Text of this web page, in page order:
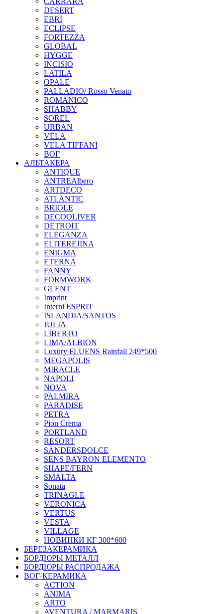
DESERT
EBRI
ECLIPSE
FORTEZZA
GLOBAL
HYGGE
INCISIO
LATILA
OPALE
PALLADIO/ Rosso Venato
ROMANICO
SHABBY
SOREL
URBAN
VELA
VELA TIFFANI
ВОГ
АЛЬТАКЕРА
ANTIQUE
ANTREAlbero
ARTDECO
ATLANTIC
BRIOLE
DECOOLIVER
DETROIT
ELEGANZA
ELITEREJINA
ENIGMA
ETERNA
FANNY
FORMWORK
GLENT
Imprint
Interni ESPRIT
ISLANDIA/SANTOS
JULIA
LIBERTO
LIMA/ALBION
Luxury FLUENS Rainfall 249*500
MEGAPOLIS
MIRACLE
NAPOLI
NOVA
PALMIRA
PARADISE
PETRA
Pion Crema
PORTLAND
RESORT
SANDERSDOLCE
SENS BAYRON ELEMENTO
SHAPE/FERN
SMALTA
Sonata
TRINAGLE
VERONICA
VERTUS
VESTA
VILLAGE
НОВИНКИ КГ 300*600
БЕРЕЗАКЕРАМИКА
БОРДЮРЫ МЕТАЛЛ
БОРДЮРЫ РАСПРОДАЖА
ВОГ-КЕРАМИКА
ACTION
ANIMA
ARTO
AVENTURA / MARMARIS